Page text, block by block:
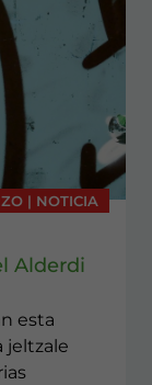
| NOTICIA
Alderdi
esta
jeltzale